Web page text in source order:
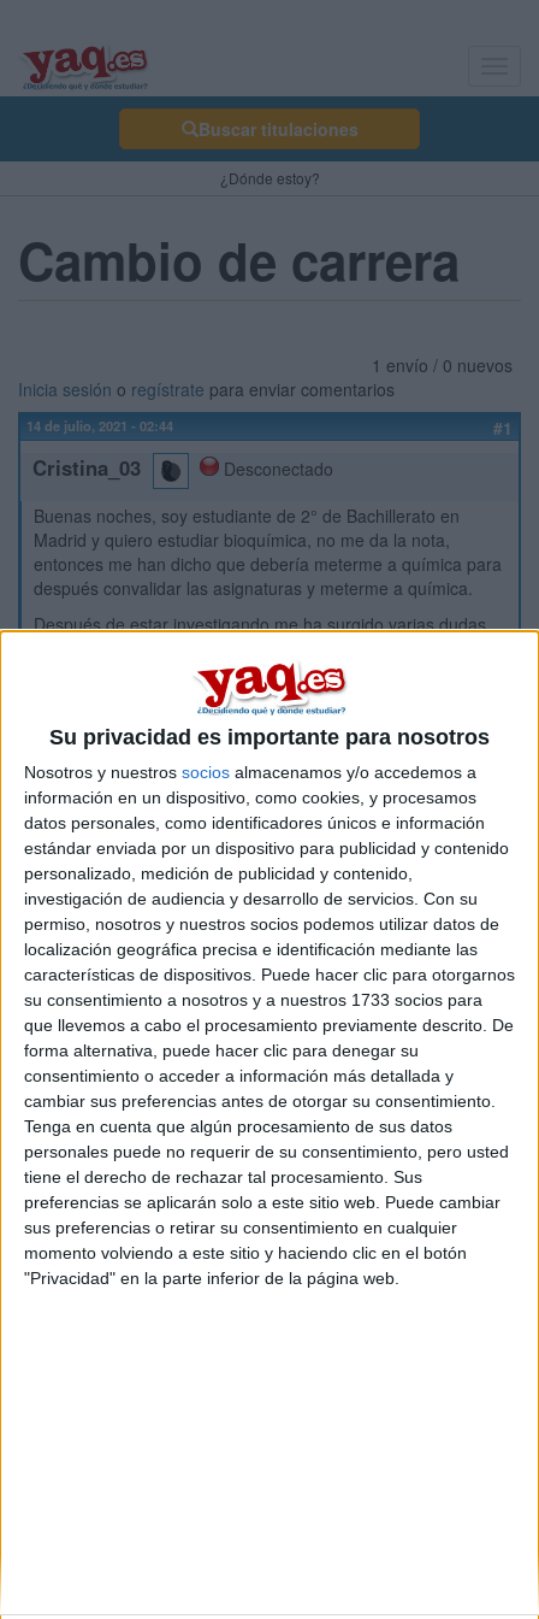
Su privacidad es importante para nosotros
Nosotros y nuestros socios almacenamos y/o accedemos a
información en un dispositivo, como cookies, y procesamos
datos personales, como identificadores únicos e información
estándar enviada por un dispositivo para publicidad y contenido
personalizado, medición de publicidad y contenido,
investigación de audiencia y desarrollo de servicios. Con su
permiso, nosotros y nuestros socios podemos utilizar datos de
localización geográfica precisa e identificación mediante las
características de dispositivos. Puede hacer clic para otorgarnos
su consentimiento a nosotros y a nuestros 1733 socios para
que llevemos a cabo el procesamiento previamente descrito. De
forma alternativa, puede hacer clic para denegar su
consentimiento o acceder a información más detallada y
cambiar sus preferencias antes de otorgar su consentimiento.
Tenga en cuenta que algún procesamiento de sus datos
personales puede no requerir de su consentimiento, pero usted
tiene el derecho de rechazar tal procesamiento. Sus
preferencias se aplicarán solo a este sitio web. Puede cambiar
sus preferencias o retirar su consentimiento en cualquier
momento volviendo a este sitio y haciendo clic en el botón
"Privacidad" en la parte inferior de la página web.
Buscar titulaciones
¿Dónde estoy?
Cambio de carrera
1 envío / 0 nuevos
Inicia sesión o regístrate para enviar comentarios
14 de julio, 2021 - 02:44 #1
Cristina_03
Desconectado
Buenas noches, soy estudiante de 2° de Bachillerato en
Madrid y quiero estudiar bioquímica, no me da la nota,
entonces me han dicho que debería meterme a química para
después convalidar las asignaturas y meterme a química.
Después de estar investigando me ha surgido varias dudas
1. ¿Después de hacer 1° de química cómo debo hacer para
hacer el traslado a bioquímica?
2. ¿Qué tienen en cuenta para el traslado, las notas de ese
curso, la de la evau o dan igual?
3. ¿Podría cambiar de universidad si hago 1° de carrera en la
universidad X y luego quiero hacer el traslado en la
universidad Y para hacer 1° de bioquímica?
Cabe destacar, que mi nota de evau no es muy buena y que
si entro a química sería por lista de espera.
Muchas gracias a quien me responda
Inicio
Etiquetas: La universidad - un mundo